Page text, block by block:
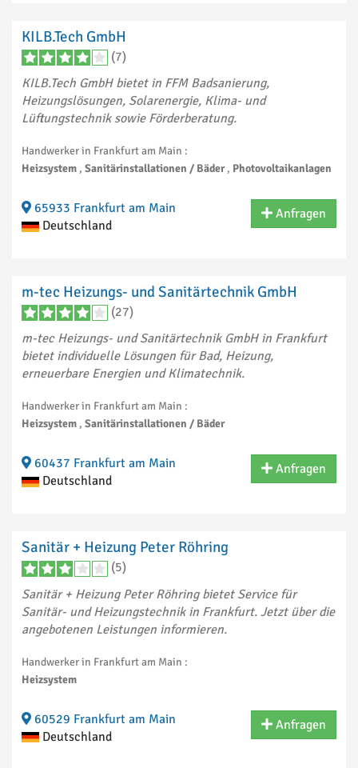
KILB.Tech GmbH
(7)
KILB.Tech GmbH bietet in FFM Badsanierung,
Heizungslösungen, Solarenergie, Klima- und
Lüftungstechnik sowie Förderberatung.
Handwerker in Frankfurt am Main :
Heizsystem , Sanitärinstallationen / Bäder , Photovoltaikanlagen
65933 Frankfurt am Main
Deutschland
Anfragen
m-tec Heizungs- und Sanitärtechnik GmbH
(27)
m-tec Heizungs- und Sanitärtechnik GmbH in Frankfurt
bietet individuelle Lösungen für Bad, Heizung,
erneuerbare Energien und Klimatechnik.
Handwerker in Frankfurt am Main :
Heizsystem , Sanitärinstallationen / Bäder
60437 Frankfurt am Main
Deutschland
Anfragen
Sanitär + Heizung Peter Röhring
(5)
Sanitär + Heizung Peter Röhring bietet Service für
Sanitär- und Heizungstechnik in Frankfurt. Jetzt über die
angebotenen Leistungen informieren.
Handwerker in Frankfurt am Main :
Heizsystem
60529 Frankfurt am Main
Deutschland
Anfragen